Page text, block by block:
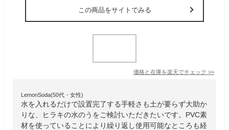
この商品をサイトでみる
価格と在庫を楽天でチェック >>
LemonSoda(50代・女性)
水を入れるだけで設置完了する手軽さも土が要らず大助か
りな、ヒラキの水のうをご検討いただきたいです。PVC素
材を使っていることにより繰り返し使用可能なところも経